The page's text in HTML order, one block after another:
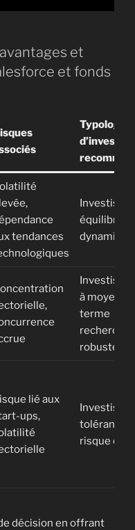
et
et fonds
Typologie
tendances
équilibrés
à moyen/
terme
robustesse
lié aux
ups,
tolérant un
risque
décision en offrant